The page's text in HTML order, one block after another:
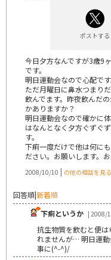
ポストする
今日夕方なんですが3歳9
です。
明日運動会なので心配です
ただ月曜日に鼻水つまり
飲んでます。昨夜飲んだ
かありますか？
明日運動会なので確かに
はなんとなく夕方ぐずぐ
す。
下痢一度だけで他は何に
ださい。お願いします。
2008/10/10 | の他の相談を見る
回答順|新着順
下痢というか | 2008/
抗生物質を飲むと便
れませんが… 明日運
事に(^-^)/